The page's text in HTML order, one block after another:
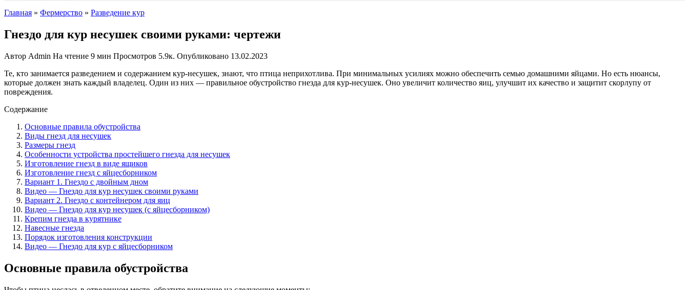
Главная » Фермерство » Разведение кур
Гнездо для кур несушек своими руками: чертежи
Автор Admin На чтение 9 мин Просмотров 5.9к. Опубликовано 13.02.2023
Те, кто занимается разведением и содержанием кур-несушек, знают, что птица неприхотлива. При минимальных усилиях можно обеспечить семью домашними яйцами. Но есть нюансы,
которые должен знать каждый владелец. Один из них — правильное обустройство гнезда для кур-несушек. Оно увеличит количество яиц, улучшит их качество и защитит скорлупу от
повреждения.
Содержание
Основные правила обустройства
Виды гнезд для несушек
Размеры гнезд
Особенности устройства простейшего гнезда для несушек
Изготовление гнезд в виде ящиков
Изготовление гнезд с яйцесборником
Вариант 1. Гнездо с двойным дном
Видео — Гнездо для кур несушек своими руками
Вариант 2. Гнездо с контейнером для яиц
Видео — Гнездо для кур несушек (с яйцесборником)
Крепим гнезда в курятнике
Навесные гнезда
Порядок изготовления конструкции
Видео — Гнездо для кур с яйцесборником
Основные правила обустройства